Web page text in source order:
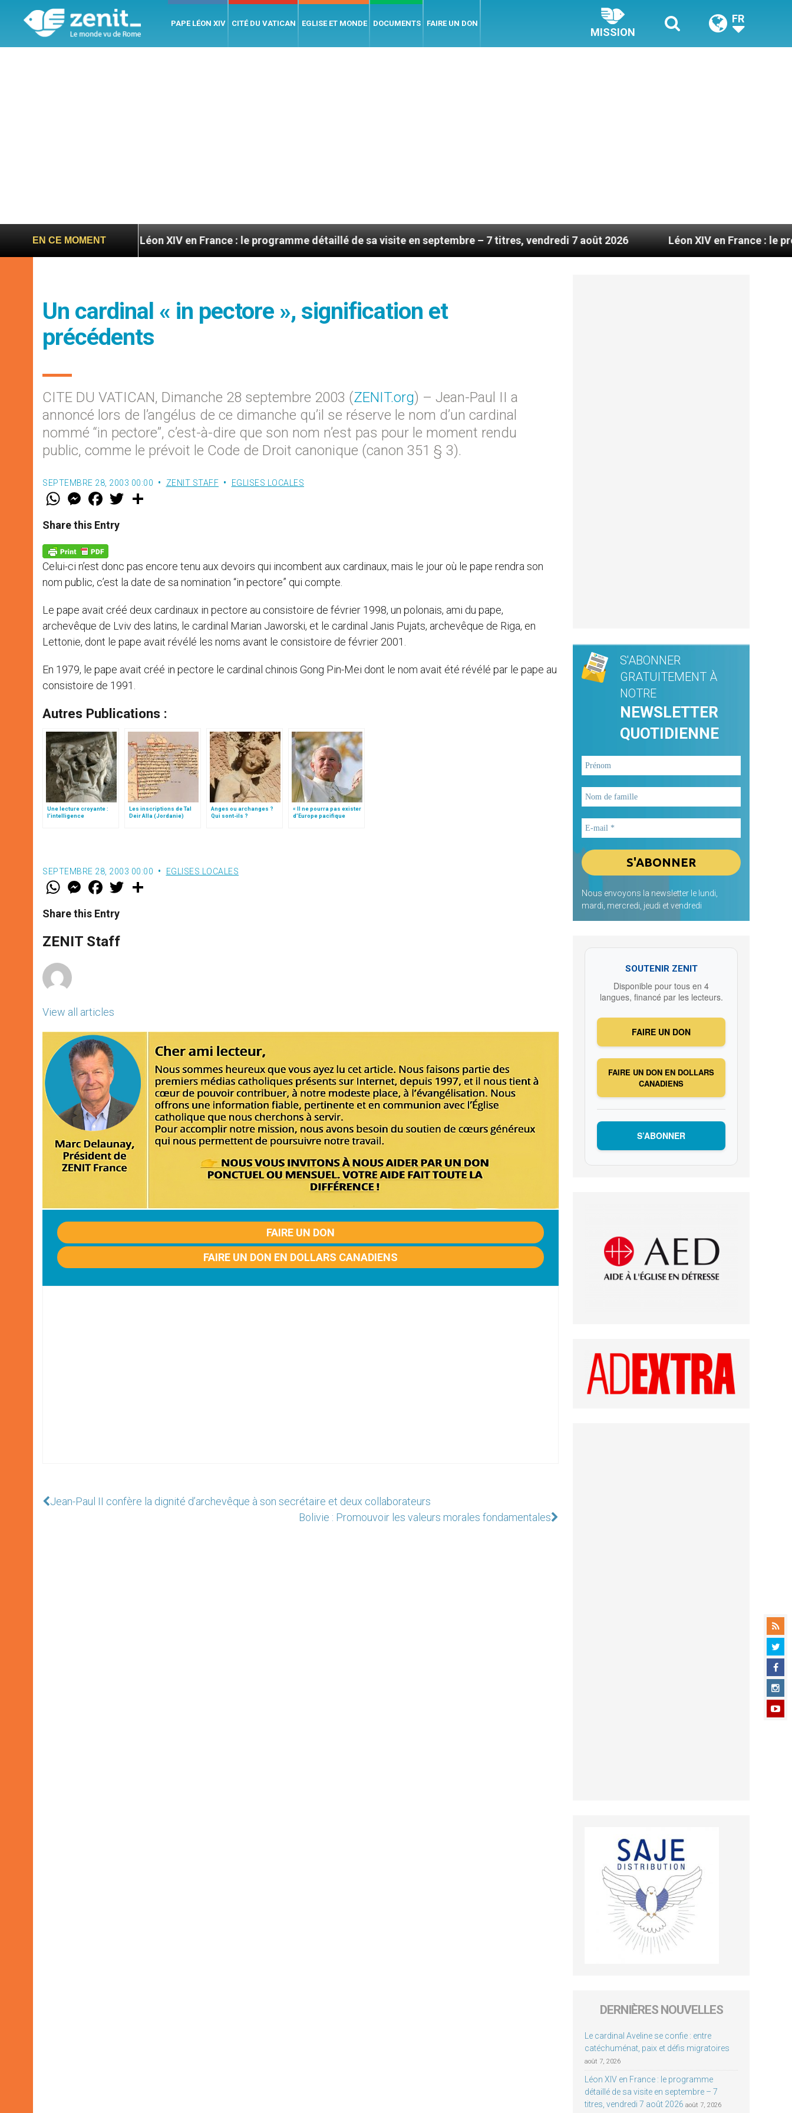
PAPE LÉON XIV CITÉ DU VATICAN EGLISE ET MONDE DOCUMENTS FAIRE UN DON
MISSION
FR
EN CE MOMENTLéon XIV en France : le programme détaillé de sa visite en septembre – 7 titres, vendredi 7 août 2026 Léon XIV en France : le programme
Un cardinal « in pectore », signification et
précédents
CITE DU VATICAN, Dimanche 28 septembre 2003 (ZENIT.org) – Jean-Paul II a
annoncé lors de l’angélus de ce dimanche qu’il se réserve le nom d’un cardinal
nommé “in pectore”, c’est-à-dire que son nom n’est pas pour le moment rendu
public, comme le prévoit le Code de Droit canonique (canon 351 § 3).
SEPTEMBRE 28, 2003 00:00 ZENIT STAFF EGLISES LOCALES
W
t
s
p
p
M
e
s
e
g
e
r
F
a
e
b
k
w
Share this Entry
Celui-ci n’est donc pas encore tenu aux devoirs qui incombent aux cardinaux, mais le jour où le pape rendra son
nom public, c’est la date de sa nomination “in pectore” qui compte.
Le pape avait créé deux cardinaux in pectore au consistoire de février 1998, un polonais, ami du pape,
archevêque de Lviv des latins, le cardinal Marian Jaworski, et le cardinal Janis Pujats, archevêque de Riga, en
Lettonie, dont le pape avait révélé les noms avant le consistoire de février 2001.
En 1979, le pape avait créé in pectore le cardinal chinois Gong Pin-Mei dont le nom avait été révélé par le pape au
consistoire de 1991.
Autres Publications :
Une lecture croyante :
l’intelligence
Les inscriptions de Tal
Deir Alla (Jordanie)
Anges ou archanges ?
Qui sont-ils ?
« Il ne pourra pas exister
d’Europe pacifique
SEPTEMBRE 28, 2003 00:00 EGLISES LOCALES
W
t
s
p
p
M
e
s
e
g
e
F
a
e
b
o
k
w
Share this Entry
ZENIT Staff
View all articles
FAIRE UN DON
FAIRE UN DON EN DOLLARS CANADIENS
Jean-Paul II confère la dignité d’archevêque à son secrétaire et deux collaborateurs
Bolivie : Promouvoir les valeurs morales fondamentales
S'ABONNER
GRATUITEMENT À
NOTRE
NEWSLETTER
QUOTIDIENNE
Nous envoyons la newsletter le lundi,
mardi, mercredi, jeudi et vendredi
SOUTENIR ZENIT
Disponible pour tous en 4
langues, financé par les lecteurs.
FAIRE UN DON
FAIRE UN DON EN DOLLARS
CANADIENS
S’ABONNER
DERNIÈRES NOUVELLES
Le cardinal Aveline se confie : entre
catéchuménat, paix et défis migratoires
août 7, 2026
Léon XIV en France : le programme
détaillé de sa visite en septembre – 7
titres, vendredi 7 août 2026 août 7, 2026